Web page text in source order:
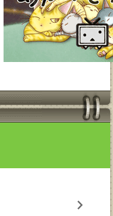
chevron_right